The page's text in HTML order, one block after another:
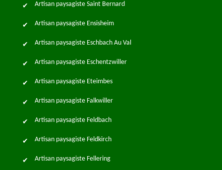
Artisan paysagiste Saint Bernard
Artisan paysagiste Ensisheim
Artisan paysagiste Eschbach Au Val
Artisan paysagiste Eschentzwiller
Artisan paysagiste Eteimbes
Artisan paysagiste Falkwiller
Artisan paysagiste Feldbach
Artisan paysagiste Feldkirch
Artisan paysagiste Fellering